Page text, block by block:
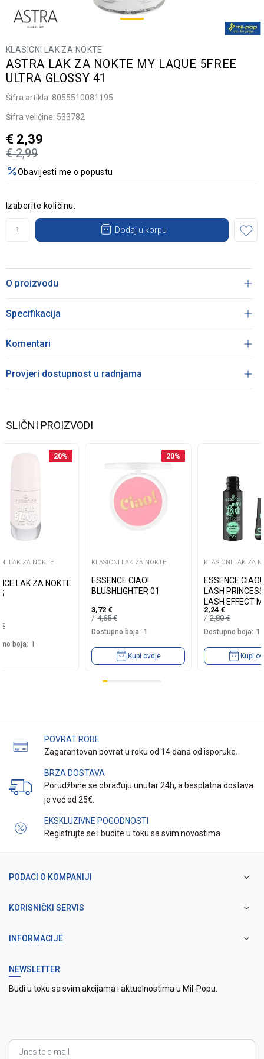
KLASICNI LAK ZA NOKTE
ASTRA LAK ZA NOKTE MY LAQUE 5FREE
ULTRA GLOSSY 41
Šifra artikla: 8055510081195
Šifra veličine: 533782
€ 2,99
€ 2,39
Obavijesti me o popustu
Izaberite količinu:
Dodaj u korpu
O proizvodu
Specifikacija
Komentari
Provjeri dostupnost u radnjama
SLIČNI PROIZVODI
20%
LAK ZA NOKTE
LAK ZA NOKTE
€
boja: 1
20%
KLASICNI LAK ZA NOKTE
ESSENCE CIAO!
BLUSHLIGHTER 01
3,72 €
4,65€
Dostupno boja: 1
Kupi ovdje
KLASICNI LAK ZA
ESSENCE CIAO!
LASH
LASH EFFECT
01
2,24 €
2,80€
Dostupno boja: 1
Kupi
POVRAT ROBE
Zagarantovan povrat u roku od 14 dana od isporuke.
BRZA DOSTAVA
Porudžbine se obrađuju unutar 24h, a besplatna dostava
je već od 25€.
EKSKLUZIVNE POGODNOSTI
Registrujte se i budite u toku sa svim novostima.
PODACI O KOMPANIJI
KORISNIČKI SERVIS
INFORMACIJE
NEWSLETTER
Budi u toku sa svim akcijama i aktuelnostima u Mil-Popu.